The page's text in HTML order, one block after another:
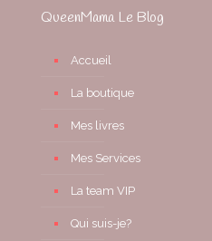
QueenMama Le Blog
Accueil
La boutique
Mes livres
Mes Services
La team VIP
Qui suis-je?